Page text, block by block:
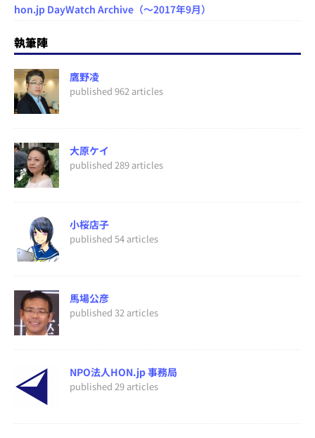
hon.jp DayWatch Archive（～2017年9月）
執筆陣
鷹野凌
published 962 articles
大原ケイ
published 289 articles
小桜店子
published 54 articles
馬場公彦
published 32 articles
NPO法人HON.jp 事務局
published 29 articles